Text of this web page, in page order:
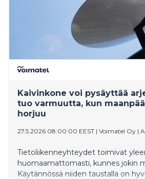
Kaivinkone voi pysäyttää
tuo varmuutta, kun
horjuu
27.5.2026 08:00:00 EEST | Voimatel Oy |
Tietoliikenneyhteydet toimivat
huomaamattomasti, kunnes jokin
Käytännössä niiden taustalla on